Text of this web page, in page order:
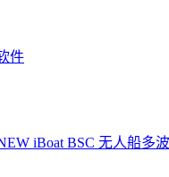
件
iBoat BSC 无人船多